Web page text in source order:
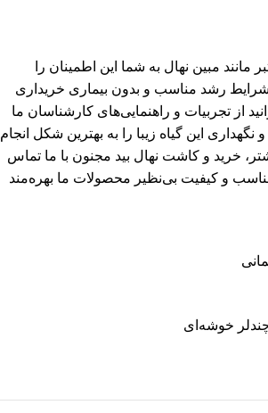
مانند مبین نهال به شما این اطمینان را
شرایط رشد مناسب و بدون بیماری خریداری
از تجربیات و راهنمایی‌های کارشناسان ما
این گیاه زیبا را به بهترین شکل انجام
خرید و کاشت نهال بید مجنون با ما تماس
و کیفیت بی‌نظیر محصولات ما بهره‌مند
خوشه‌ای